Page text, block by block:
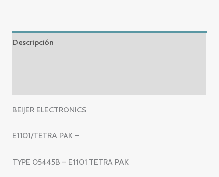
TYPE
05445B
cantidad
Descripción
BEIJER ELECTRONICS
E1101/TETRA PAK –
TYPE 05445B – E1101 TETRA PAK